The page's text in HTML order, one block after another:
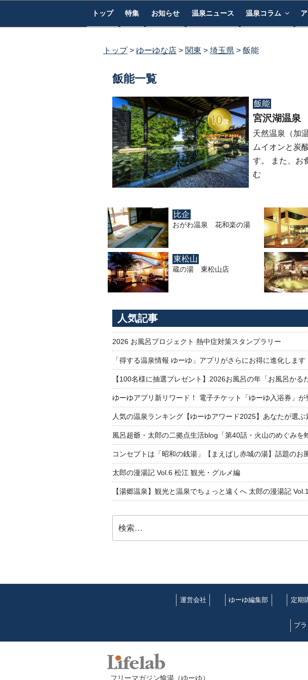
トップ 特集 お知らせ 温泉ニュース 温泉コラム
トップ ゆーゆな店 関東 埼玉県 飯能
飯能一覧
飯能
宮沢湖温
天然温泉（加
ムイオンと炭
す。 また、お
む
比企
おがわ温泉 花和楽の湯
東松山
蔵の湯 東松山店
人気記事
2026 お風呂プロジェクト 熱中症対策スタンプラリー
「得する温泉情報 ゆーゆ」アプリがさらにお得に進化します
【100名様に抽選プレゼント】2026お風呂の年「お風呂かる
ゆーゆアプリ新リワード！ 電子チケット「ゆーゆ入浴券」が
人気の温泉ランキング【ゆーゆアワード2025】あなたが選ぶ
風呂超爺・太郎の二拠点生活blog「第40話・火山のめぐみを
コンセプトは「昭和の銭湯」【まえばし赤城の湯】話題のお
太郎の漫湯記 Vol.6 松江 観光・グルメ編
【湯郷温泉】観光と温泉でちょっと遠くへ 太郎の漫湯記
索:
運営会社 ゆーゆ編集部 定期
プ
フリーマガジン愉湯（ゆーゆ）